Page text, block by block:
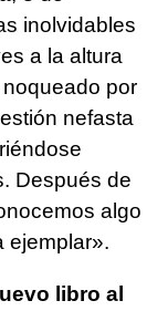
inolvidables
a la altura
por
nefasta
Después de
algo
ejemplar».
libro al